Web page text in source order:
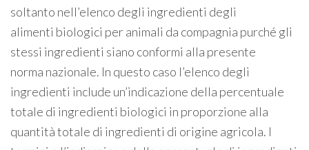
soltanto nell’elenco degli ingredienti degli
alimenti biologici per animali da compagnia purché gli
stessi ingredienti siano conformi alla presente
norma nazionale. In questo caso l’elenco degli
ingredienti include un’indicazione della percentuale
totale di ingredienti biologici in proporzione alla
quantità totale di ingredienti di origine agricola. I